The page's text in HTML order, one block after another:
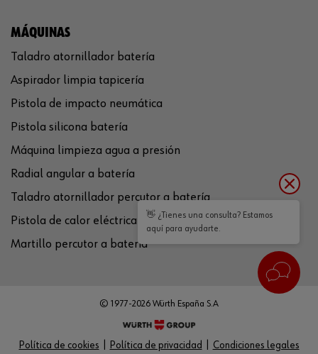
MÁQUINAS
Taladro atornillador batería
Aspirador limpia tapicería
Pistola de impacto neumática
Pistola silicona batería
Máquina limpieza agua a presión
Radial angular a batería
Taladro atornillador percutor a batería
Pistola de calor eléctrica
Martillo percutor a batería
Política de cookies Política de privacidad Condiciones legales
© 1977-2026 Würth España S.A
👋 ¿Tienes una consulta? Estamos
aquí para ayudarte.